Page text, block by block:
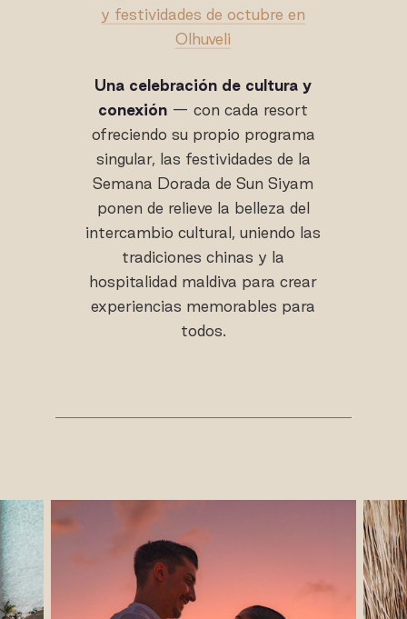
y festividades de octubre en
Olhuveli
Una celebración de cultura y
conexión — con cada resort
ofreciendo su propio programa
singular, las festividades de la
Semana Dorada de Sun Siyam
ponen de relieve la belleza del
intercambio cultural, uniendo las
tradiciones chinas y la
hospitalidad maldiva para crear
experiencias memorables para
todos.